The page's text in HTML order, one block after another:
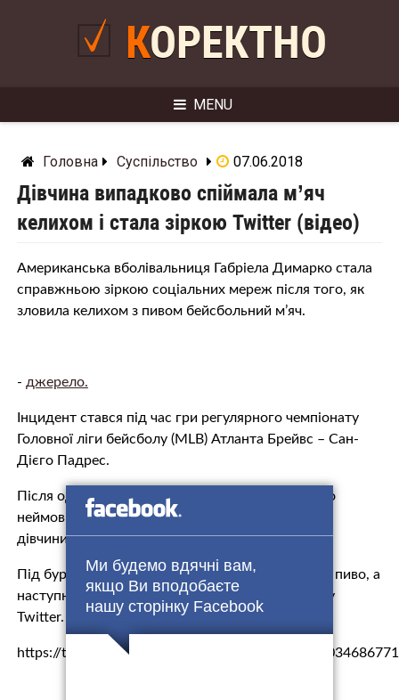
Ми будемо вдячні вам,
якщо Ви вподобаєте
нашу сторінку Facebook
КОРЕКТНО
MENU
Головна Суспільство 07.06.2018
Дівчина випадково спіймала м’яч
келихом і стала зіркою Twitter (відео)
Американська вболівальниця Габріела Димарко стала
справжньою зіркою соціальних мереж після того, як
зловила келихом з пивом бейсбольний м’яч.
- джерело.
Інцидент стався під час гри регулярного чемпіонату
Головної ліги бейсболу (MLB) Атланта Брейвс – Сан-
Дієго Падрес.
Після однієї з невдалих подач снаряд полетів по
неймовірній траєкторії і потрапив чітко у стакан
дівчини.
Під бурхливі овації стадіону дівчина випила все пиво, а
наступного дня ролик з інцидентом став хітом у
Twitter.
https://twitter.com/PetcoPark/status/